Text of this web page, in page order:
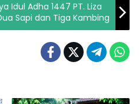
Idul Adha 1447 PT. Liza
Sapi dan Tiga Kambing